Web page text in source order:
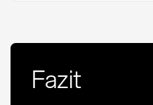
Fazit